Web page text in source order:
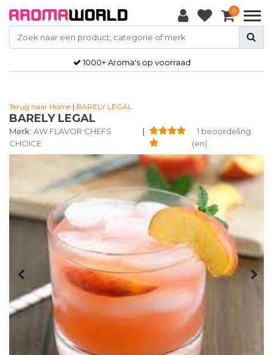
0
1000+ Aroma's op voorraad
Terug naar Home | BARELY LEGAL
BARELY LEGAL
Merk: AW FLAVOR CHEFS
CHOICE
|
1 beoordeling
(en)